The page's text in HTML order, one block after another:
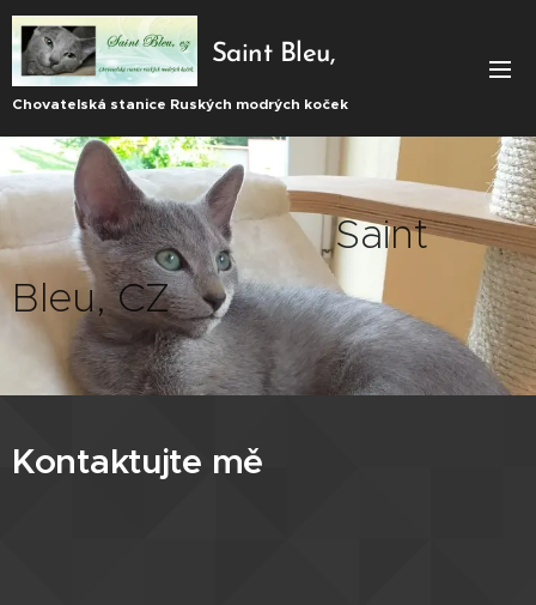
Saint Bleu,
CZ
Chovatelská stanice Ruských modrých koček
Saint
Bleu, CZ
Kontaktujte mě